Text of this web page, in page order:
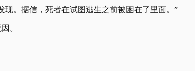
。据信，死者在试图逃生之前被困在了里面。”
。